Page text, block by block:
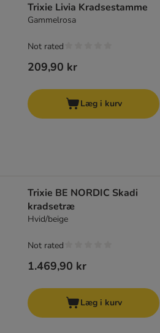
Trixie Livia Kradsestamme
Gammelrosa
209,90 kr
Not rated
Læg i kurv
Trixie BE NORDIC Skadi
kradsetræ
Hvid/beige
1.469,90 kr
Not rated
Læg i kurv